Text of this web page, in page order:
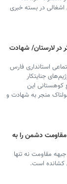
در بسته خبری
در لارستان/ شهادت
استانداری فارس
جنایتکار
کوهستانی این
منجر به شهادت و
دشمن را به
جبهه مقاومت نه تنها
کشانده است.